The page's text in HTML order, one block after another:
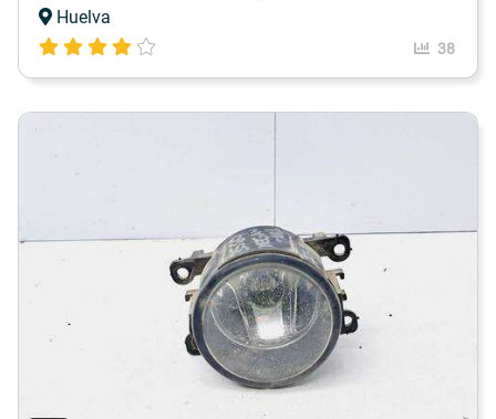
Huelva
38